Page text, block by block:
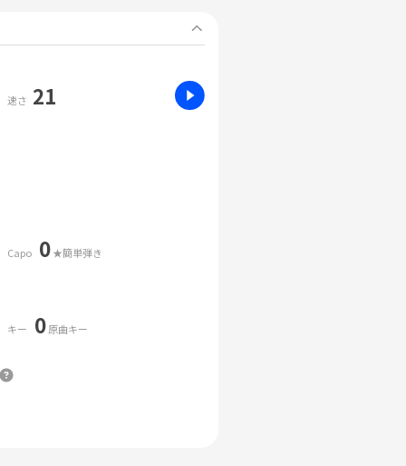
速さ 21
Capo 0★簡単弾き
キー 0原曲キー